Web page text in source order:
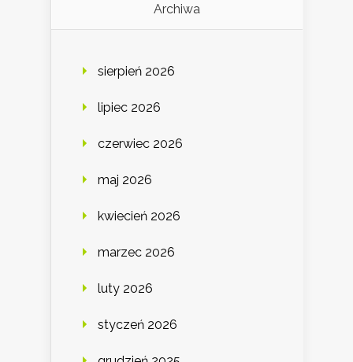
Archiwa
sierpień 2026
lipiec 2026
czerwiec 2026
maj 2026
kwiecień 2026
marzec 2026
luty 2026
styczeń 2026